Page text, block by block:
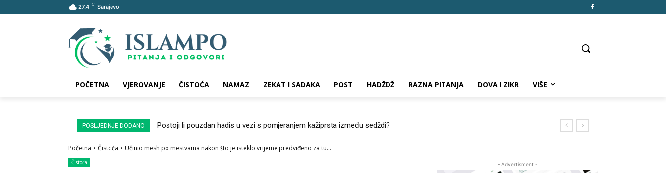
27.4 C Sarajevo
POČETNA VJEROVANJE ČISTOĆA NAMAZ ZEKAT I SADAKA POST HADŽDŽ RAZNA PITANJA DOVA I ZIKR VIŠE
POSLJEDNJE DODANO Postoji li pouzdan hadis u vezi s pomjeranjem kažiprsta između sedždi?
Početna Čistoća Učinio mesh po mestvama nakon što je isteklo vrijeme predviđeno za tu...
Čistoća - Advertisment -